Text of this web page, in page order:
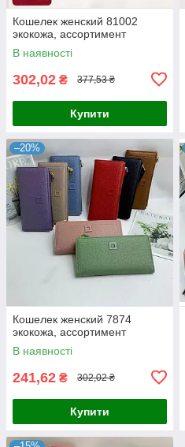
Кошелек женский 81002
экокожа, ассортимент
В наявності
302,02 ₴ 377,53 ₴
Купити
–20%
Кошелек женский 7874
экокожа, ассортимент
В наявності
241,62 ₴ 302,02 ₴
Купити